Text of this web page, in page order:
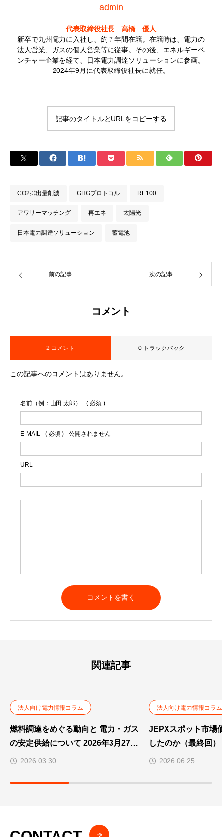
admin
代表取締役社長 高橋 優人
新卒で九州電力に入社し、約７年間在籍。在籍時は、電力の
法人営業、ガスの個人営業等に従事。その後、エネルギーベ
ンチャー企業を経て、日本電力調達ソリューションに参画。
2024年9月に代表取締役社長に就任。
記事のタイトルとURLをコピーする
CO2排出量削減 GHGプロトコル RE100
アワリーマッチング 再エネ 太陽光
日本電力調達ソリューション 蓄電池
前の記事 次の記事
コメント
2 コメント 0 トラックバック
この記事へのコメントはありません。
名前（例：山田 太郎） ( 必須 )
E-MAIL ( 必須 ) - 公開されません -
URL
関連記事
法人向け電力情報コラム
燃料調達をめぐる動向と 電力・ガス
の安定供給について 2026年3月27日
資源エネルギー庁資料
2026.03.30
法人向け電力情報コラム
JEPXスポット市場
したのか（最終回
応度が示す市場構
2026.06.25